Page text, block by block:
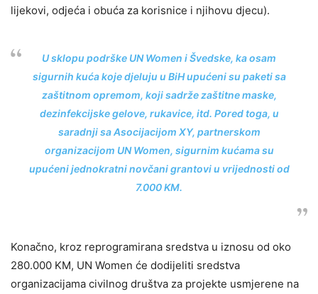
lijekovi, odjeća i obuća za korisnice i njihovu djecu).
U sklopu podrške UN Women i Švedske, ka osam
sigurnih kuća koje djeluju u BiH upućeni su paketi sa
zaštitnom opremom, koji sadrže zaštitne maske,
dezinfekcijske gelove, rukavice, itd. Pored toga, u
saradnji sa Asocijacijom XY, partnerskom
organizacijom UN Women, sigurnim kućama su
upućeni jednokratni novčani grantovi u vrijednosti od
7.000 KM.
Konačno, kroz reprogramirana sredstva u iznosu od oko
280.000 KM, UN Women će dodijeliti sredstva
organizacijama civilnog društva za projekte usmjerene na